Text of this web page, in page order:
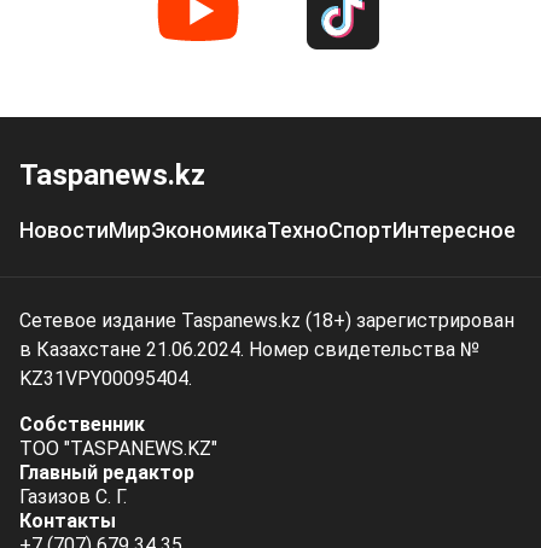
Taspanews.kz
НовостиМирЭкономикаТехноСпортИнтересное
Сетевое издание Taspanews.kz (18+) зарегистрирован
в Казахстане 21.06.2024. Номер свидетельства №
KZ31VPY00095404.
Собственник
ТОО "TASPANEWS.KZ"
Главный редактор
Газизов С. Г.
Контакты